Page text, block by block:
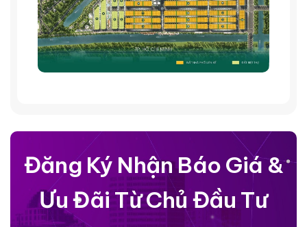
Đăng Ký Nhận Báo Giá &
Ưu Đãi Từ Chủ Đầu Tư